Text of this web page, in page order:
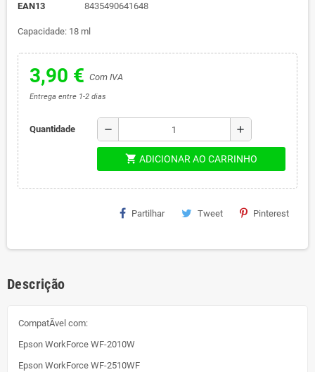
EAN13
8435490641648
Capacidade: 18 ml
3,90 € Com IVA
Entrega entre 1-2 dias
Quantidade remove add
shopping_cart ADICIONAR AO CARRINHO
Partilhar Tweet Pinterest
Descrição
CompatÃ­vel com:
Epson WorkForce WF-2010W
Epson WorkForce WF-2510WF